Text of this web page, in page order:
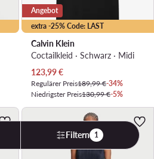
extra -25% Code: LAST
Angebot
Calvin Klein
Coctailkleid · Schwarz · Midi
Aktueller Preis
123,99€
Regulärer Preis189,99 €-34%
Niedrigster Preis130,99 €-5%
Filtern 1